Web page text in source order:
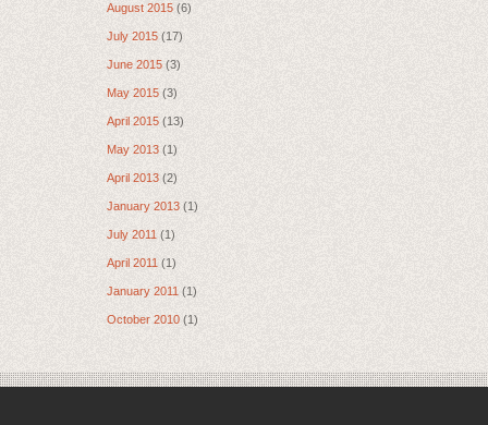
August 2015 (6)
July 2015 (17)
June 2015 (3)
May 2015 (3)
April 2015 (13)
May 2013 (1)
April 2013 (2)
January 2013 (1)
July 2011 (1)
April 2011 (1)
January 2011 (1)
October 2010 (1)